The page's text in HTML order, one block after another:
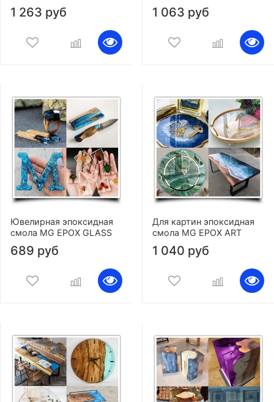
1 263 руб 1 063 руб
Ювелирная эпоксидная
смола MG EPOX GLASS
689 руб
Для картин эпоксидная
смола MG EPOX ART
1 040 руб